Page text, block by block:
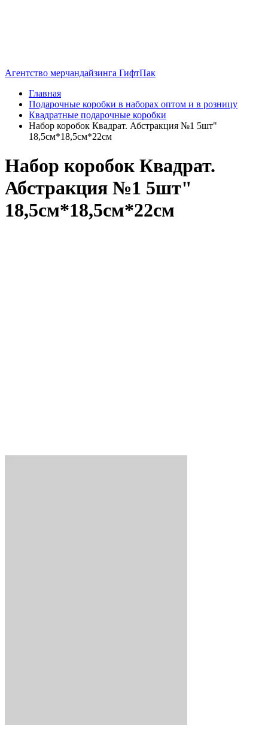
Агентство мерчандайзинга ГифтПак
Главная
Подарочные коробки в наборах оптом и в розницу
Квадратные подарочные коробки
Набор коробок Квадрат. Абстракция №1 5шт"
18,5см*18,5см*22см
Набор коробок Квадрат.
Абстракция №1 5шт"
18,5см*18,5см*22см